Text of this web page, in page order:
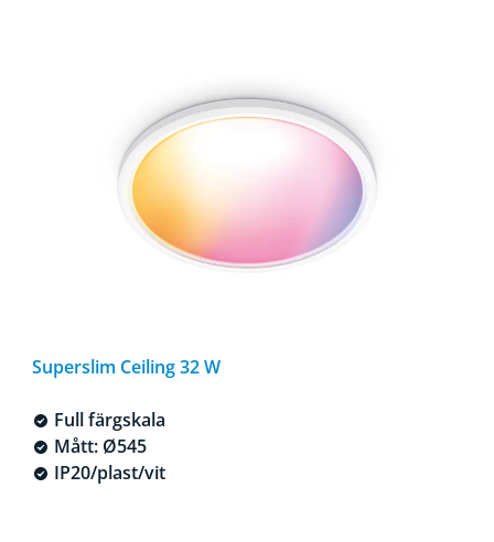
Superslim Ceiling 32 W
Full färgskala
Mått: Ø545
IP20/plast/vit